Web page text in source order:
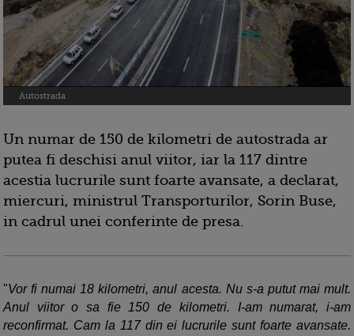
Autostrada
Un numar de 150 de kilometri de autostrada ar
putea fi deschisi anul viitor, iar la 117 dintre
acestia lucrurile sunt foarte avansate, a declarat,
miercuri, ministrul Transporturilor, Sorin Buse,
in cadrul unei conferinte de presa.
"Vor fi numai 18 kilometri, anul acesta. Nu s-a putut mai mult.
Anul viitor o sa fie 150 de kilometri. I-am numarat, i-am
reconfirmat. Cam la 117 din ei lucrurile sunt foarte avansate.